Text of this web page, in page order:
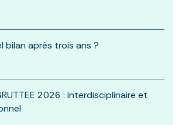
bilan après trois ans ?
2026 : interdisciplinaire et